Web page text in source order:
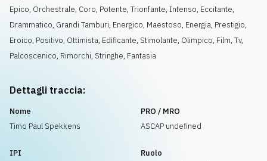
Epico, Orchestrale, Coro, Potente, Trionfante, Intenso, Eccitante,
Drammatico, Grandi Tamburi, Energico, Maestoso, Energia, Prestigio,
Eroico, Positivo, Ottimista, Edificante, Stimolante, Olimpico, Film, Tv,
Palcoscenico, Rimorchi, Stringhe, Fantasia
Dettagli traccia:
Nome
Timo Paul Spekkens
PRO / MRO
ASCAP undefined
IPI
Ruolo